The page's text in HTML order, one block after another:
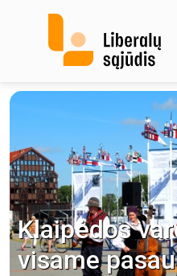
Klaipėdos
visame